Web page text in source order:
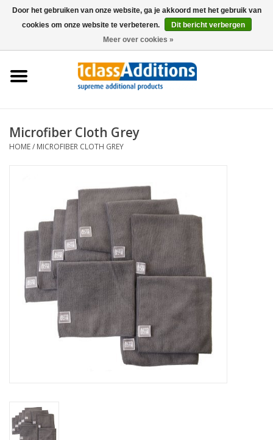
0 Artikelen - €0,00
Stalling
Dealers
Nieuws
Microfiber Cloth Grey
HOME/ MICROFIBER CLOTH GREY
Door het gebruiken van onze website, ga je akkoord met het gebruik van
cookies om onze website te verbeteren.
Dit bericht verbergen
Meer over cookies »